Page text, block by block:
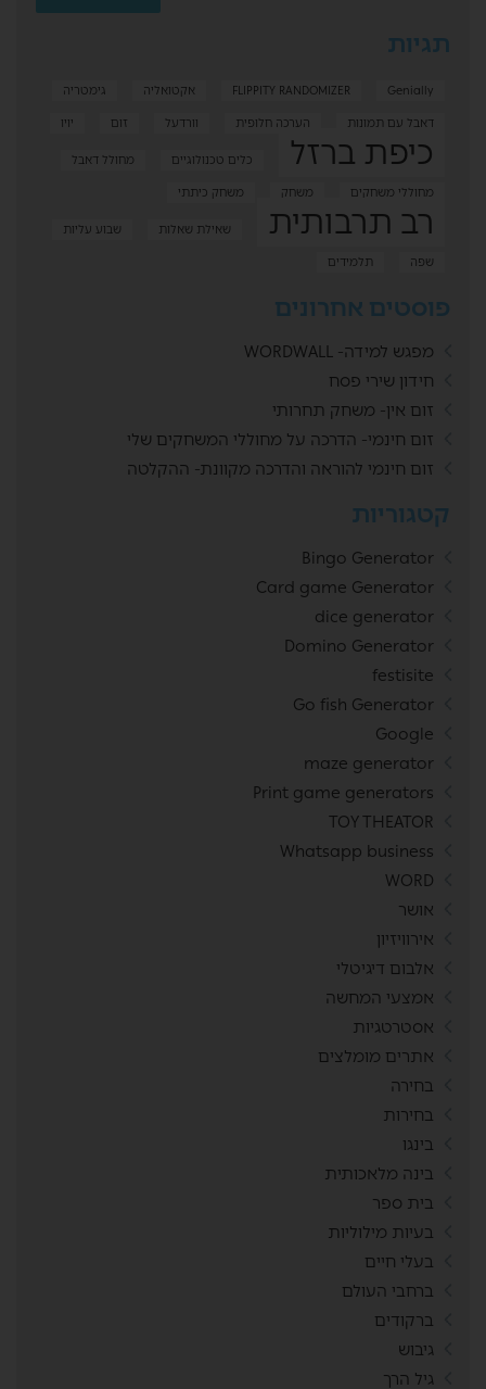
תגיות
FLIPPITY RANDOMIZER Genially אקטואליה
גימטריה
דאבל עם תמונות
הערכה חלופית וורדעל זום יויו
כיפת ברזל כלים טכנולוגיים
מחולל דאבל
מחוללי משחקים
משחק משחק כיתתי
רב תרבותית שאילת שאלות
שבוע עליות
שפה
תלמידים
פוסטים אחרונים
מפגש למידה- WORDWALL
חידון שירי פסח
זום אין- משחק תחרותי
זום חינמי- הדרכה על מחוללי המשחקים שלי
זום חינמי להוראה והדרכה מקוונת- ההקלטה
קטגוריות
Bingo Generator
Card game Generator
dice generator
Domino Generator
festisite
Go fish Generator
Google
maze generator
Print game generators
TOY THEATOR
Whatsapp business
WORD
אושר
אירוויזיון
אלבום דיגיטלי
אמצעי המחשה
אסטרטגיות
אתרים מומלצים
בחירה
בחירות
בינגו
בינה מלאכותית
בית ספר
בעיות מילוליות
בעלי חיים
ברחבי העולם
ברקודים
גיבוש
גיל הרך